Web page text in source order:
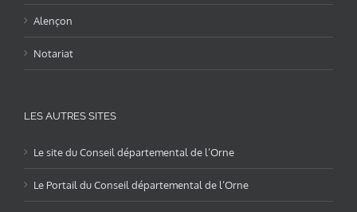
Alençon
Notariat
LES AUTRES SITES
Le site du Conseil départemental de l’Orne
Le Portail du Conseil départemental de l’Orne